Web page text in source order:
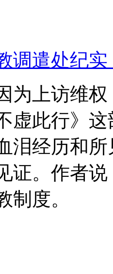
遣处纪实
为上访维
虚此行》
泪经历和
证。作者
制度。